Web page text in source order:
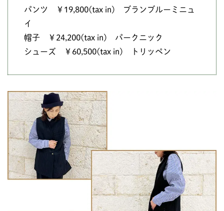
パンツ ￥19,800(tax in) ブランブルーミニュ
イ
帽子 ￥24,200(tax in) パークニック
シューズ ￥60,500(tax in) トリッペン